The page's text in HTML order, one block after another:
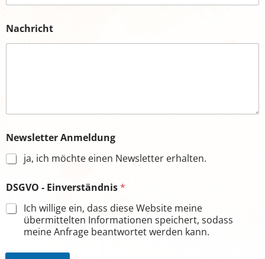
i
n
d
n
i
s
S
V
Nachricht
Newsletter Anmeldung
ja, ich möchte einen Newsletter erhalten.
DSGVO - Einverständnis*
Ich willige ein, dass diese Website meine
übermittelten Informationen speichert, sodass
meine Anfrage beantwortet werden kann.